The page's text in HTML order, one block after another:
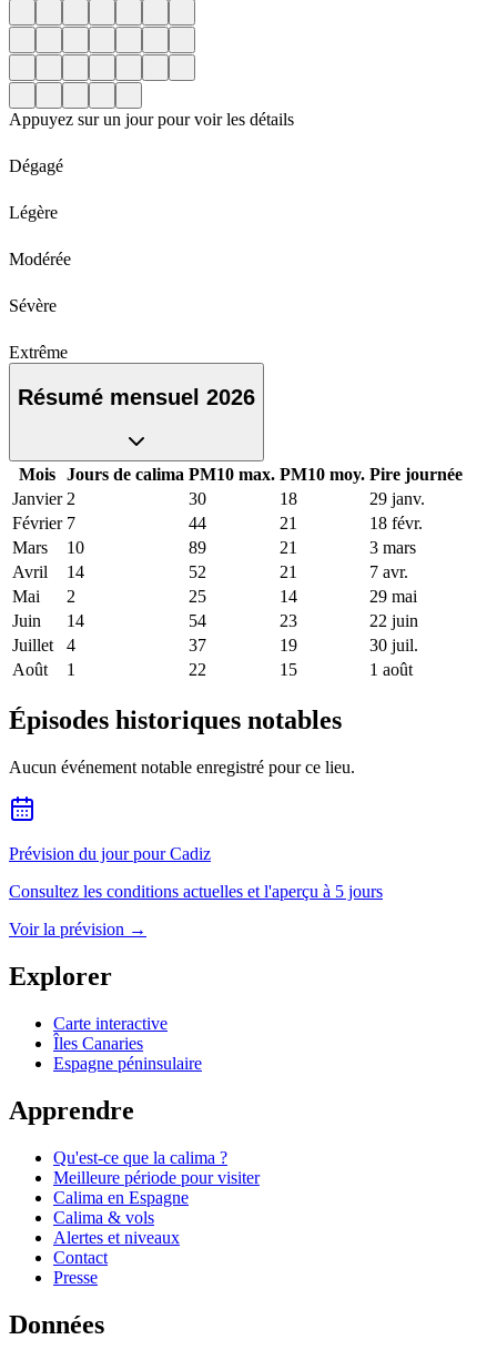
Appuyez sur un jour pour voir les détails
Dégagé
Légère
Modérée
Sévère
Extrême
Résumé mensuel 2026
Mois Jours de calima PM10 max. PM10 moy. Pire journée
Janvier 2 30 18
29 janv.
Février 7 44 21
18 févr.
Mars
10 89 21
3 mars
Avril
14 52 21
7 avr.
Mai
2 25 14
29 mai
Juin
14 54 23
22 juin
Juillet
4 37 19
30 juil.
Août
1 22 15 1 août
Épisodes historiques notables
Aucun événement notable enregistré pour ce lieu.
Prévision du jour pour Cadiz
Consultez les conditions actuelles et l'aperçu à 5 jours
Voir la prévision →
Explorer
Carte interactive
Îles Canaries
Espagne péninsulaire
Apprendre
Qu'est-ce que la calima ?
Meilleure période pour visiter
Calima en Espagne
Calima & vols
Alertes et niveaux
Contact
Presse
Données